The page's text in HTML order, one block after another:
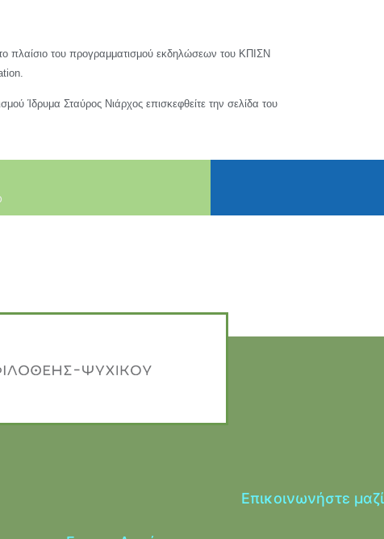
πλαίσιο του προγραμματισμού εκδηλώσεων του ΚΠΙΣΝ
Ίδρυμα Σταύρος Νιάρχος επισκεφθείτε την σελίδα του
Επικοινωνήστε